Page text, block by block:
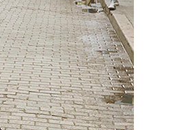
Tablada